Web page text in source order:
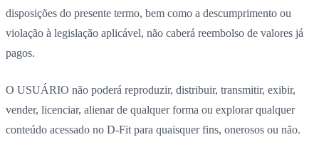
disposições do presente termo, bem como a descumprimento ou
violação à legislação aplicável, não caberá reembolso de valores já
pagos.
O USUÁRIO não poderá reproduzir, distribuir, transmitir, exibir,
vender, licenciar, alienar de qualquer forma ou explorar qualquer
conteúdo acessado no D-Fit para quaisquer fins, onerosos ou não.